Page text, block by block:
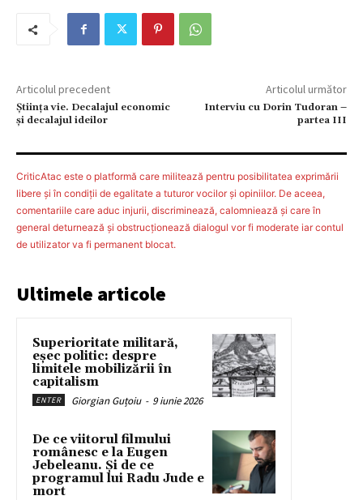
Articolul precedent
Ştiinţa vie. Decalajul economic
şi decalajul ideilor
Articolul următor
Interviu cu Dorin Tudoran –
partea III
CriticAtac este o platformă care militează pentru posibilitatea exprimării
libere şi în condiţii de egalitate a tuturor vocilor şi opiniilor. De aceea,
comentariile care aduc injurii, discriminează, calomniează şi care în
general deturnează şi obstrucţionează dialogul vor fi moderate iar contul
de utilizator va fi permanent blocat.
Ultimele articole
Superioritate militară,
eșec politic: despre
limitele mobilizării în
capitalism
ENTER Giorgian Guțoiu - 9 iunie 2026
De ce viitorul filmului
românesc e la Eugen
Jebeleanu. Și de ce
programul lui Radu Jude e
mort